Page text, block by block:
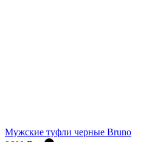
Мужские туфли черные Bruno